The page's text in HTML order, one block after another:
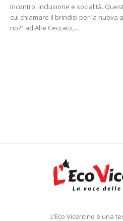
Incontro, inclusione e socialità.
cui chiamare il brindisi per la nuova
no?” ad Alte Ceccato,...
L’Eco Vicentino è una